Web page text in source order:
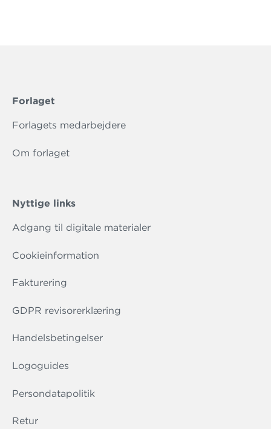
Forlaget
Forlagets medarbejdere
Om forlaget
Nyttige links
Adgang til digitale materialer
Cookieinformation
Fakturering
GDPR revisorerklæring
Handelsbetingelser
Logoguides
Persondatapolitik
Retur